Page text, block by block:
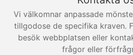
Vi välkomnar anpassade
tillgodose de specifika kraven.
besök webbplatsen eller
frågor eller